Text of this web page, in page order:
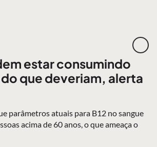
estar consumindo
do que deveriam, alerta
parâmetros atuais para B12 no sangue
acima de 60 anos, o que ameaça o